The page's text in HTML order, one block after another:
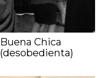
Buena Chica
(desobedienta)